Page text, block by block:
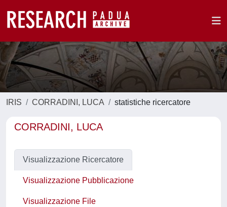
IRIS CORRADINI, LUCA statistiche ricercatore
CORRADINI, LUCA
Visualizzazione Ricercatore
Visualizzazione Pubblicazione
Visualizzazione File